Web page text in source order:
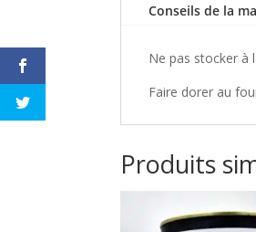
Conseils de la
Ne pas stocker à
Faire dorer au
Produits